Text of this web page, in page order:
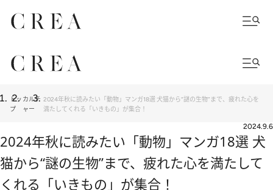
トッ
プ
カルチ
ャー
2024年秋に読みたい「動物」マンガ18選 犬猫から“謎の生物”まで、疲れた心を
満たしてくれる「いきもの」が集合！
2024.9.6
2024年秋に読みたい「動物」マンガ18選 犬
猫から“謎の生物”まで、疲れた心を満たして
くれる「いきもの」が集合！